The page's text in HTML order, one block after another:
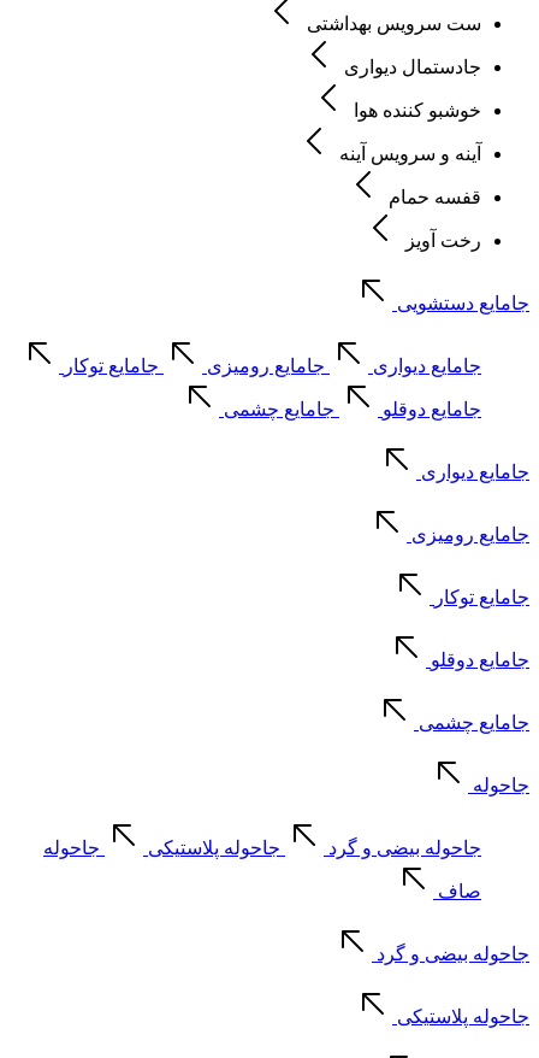
ست سرویس بهداشتی
جادستمال دیواری
خوشبو کننده هوا
آینه و سرویس آینه
قفسه حمام
رخت آویز
جامایع دستشویی
جامایع دیواری جامایع رومیزی جامایع توکار
جامایع دوقلو جامایع چشمی
جامایع دیواری
جامایع رومیزی
جامایع توکار
جامایع دوقلو
جامایع چشمی
جاحوله
جاحوله بیضی و گرد جاحوله پلاستیکی جاحوله
صاف
جاحوله بیضی و گرد
جاحوله پلاستیکی